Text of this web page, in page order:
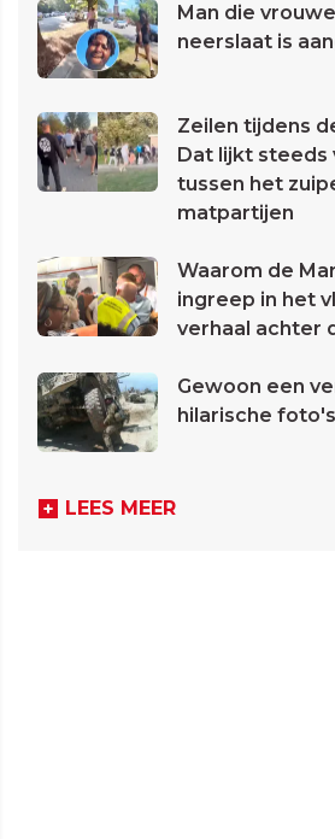
Man die
neerslaat is
Zeilen tijdens
Dat lijkt steeds
tussen het
matpartijen
Waarom de
ingreep in het
verhaal achter
Gewoon een
hilarische
LEES MEER